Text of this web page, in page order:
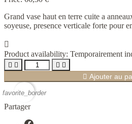
Grand vase haut en terre cuite a
soyeuse, presence verticale forte pour

Product availability: Temporairement
   
 Ajouter au
favorite_border
Partager